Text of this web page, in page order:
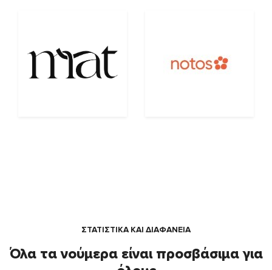
ΣΤΑΤΙΣΤΙΚΑ ΚΑΙ ΔΙΑΦΑΝΕΙΑ
Όλα τα νούμερα είναι προσβάσιμα για